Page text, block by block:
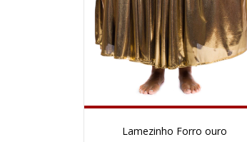
Lamezinho Forro ouro